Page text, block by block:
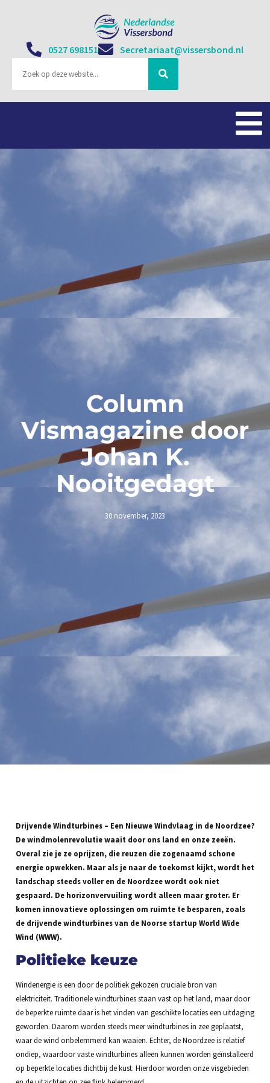
0527 698151 Secretariaat@vissersbond.nl
Column
Vismagazine door
Johan K.
Nooitgedagt
30 november, 2023
Drijvende Windturbines – Een Nieuwe Windvlaag in de Noordzee?
De windmolenrevolutie waait door ons land en onze zeeën.
Overal zie je ze oprijzen, die reuzen die zogenaamd schone
energie opwekken. Maar als je naar de toekomst kijkt, wordt het
landschap steeds voller en de Noordzee wordt ook niet
gespaard. De horizonvervuiling wordt alleen maar groter. Er
komen innovatieve oplossingen om ruimte te besparen, zoals
de drijvende windturbines van de Noorse startup World Wide
Wind (WWW).
Politieke keuze
Windenergie is een door de politiek gekozen cruciale bron van
elektriciteit. Traditionele windturbines staan vast op het land, maar door
de beperkte ruimte daar is het vinden van geschikte locaties een uitdaging
geworden. Daarom worden steeds meer windturbines in zee geplaatst,
waar de wind onbelemmerd kan waaien. Echter, de Noordzee is relatief
ondiep, waardoor vaste windturbines alleen kunnen worden geïnstalleerd
op beperkte locaties dichtbij de kust. Hierdoor worden onze visgebieden